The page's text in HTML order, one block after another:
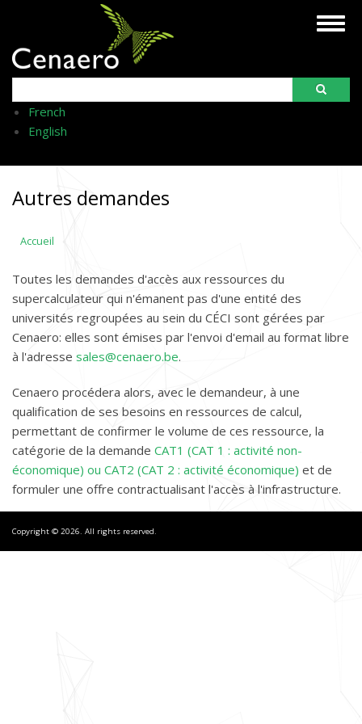
contenu
principal
French
English
Autres demandes
Accueil
Toutes les demandes d'accès aux ressources du
supercalculateur qui n'émanent pas d'une entité des
universités regroupées au sein du CÉCI sont gérées par
Cenaero: elles sont émises par l'envoi d'email au format libre
à l'adresse sales@cenaero.be.
Cenaero procédera alors, avec le demandeur, à une
qualification de ses besoins en ressources de calcul,
permettant de confirmer le volume de ces ressource, la
catégorie de la demande CAT1 (CAT 1 : activité non-
économique) ou CAT2 (CAT 2 : activité économique) et de
formuler une offre contractualisant l'accès à l'infrastructure.
Copyright © 2026. All rights reserved.